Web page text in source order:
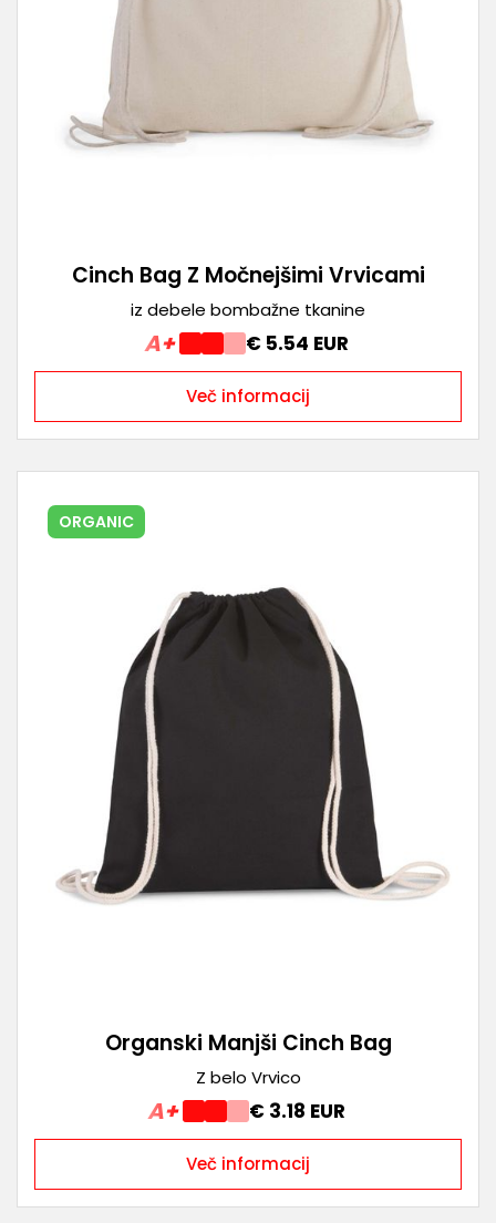
Cinch Bag Z Močnejšimi Vrvicami
iz debele bombažne tkanine
A+ € 5.54 EUR
Več informacij
ORGANIC
Organski Manjši Cinch Bag
Z belo Vrvico
A+ € 3.18 EUR
Več informacij